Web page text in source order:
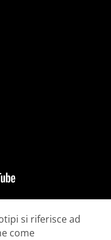
si riferisce ad
come